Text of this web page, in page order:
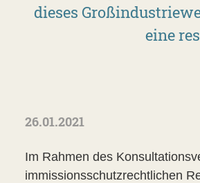
dieses
eine
26.01.2021
Im Rahmen des
immissionsschutzrechtlichen